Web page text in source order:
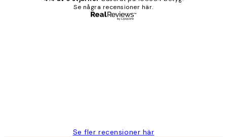
Se några recensioner här.
Se fler recensioner här